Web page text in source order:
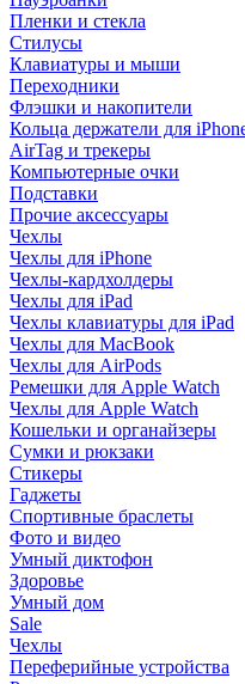
Пленки и стекла
Стилусы
Клавиатуры и мыши
Переходники
Флэшки и накопители
Кольца держатели для
AirTag и трекеры
Компьютерные очки
Подставки
Прочие аксессуары
Чехлы
Чехлы для iPhone
Чехлы-кардхолдеры
Чехлы для iPad
Чехлы клавиатуры для iPad
Чехлы для MacBook
Чехлы для AirPods
Ремешки для Apple Watch
Чехлы для Apple Watch
Кошельки и органайзеры
Сумки и рюкзаки
Стикеры
Гаджеты
Спортивные браслеты
Фото и видео
Умный диктофон
Здоровье
Умный дом
Sale
Чехлы
Переферийные устройства